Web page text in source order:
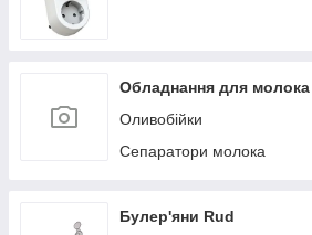
Обладнання для молока
Оливобійки
Сепаратори молока
Булер'яни Rud